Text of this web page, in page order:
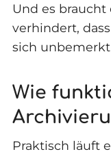
Und es
verhindert,
sich
Wie
Praktisch läuft